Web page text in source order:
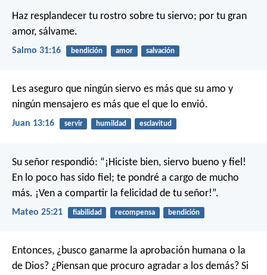
Haz resplandecer tu rostro sobre tu siervo; por tu gran
amor, sálvame.
Salmo 31:16 bendición amor salvación
Les aseguro que ningún siervo es más que su amo y
ningún mensajero es más que el que lo envió.
Juan 13:16 servir humildad esclavitud
Su señor respondió: “¡Hiciste bien, siervo bueno y fiel!
En lo poco has sido fiel; te pondré a cargo de mucho
más. ¡Ven a compartir la felicidad de tu señor!”.
Mateo 25:21 fiabilidad recompensa bendición
Entonces, ¿busco ganarme la aprobación humana o la
de Dios? ¿Piensan que procuro agradar a los demás? Si